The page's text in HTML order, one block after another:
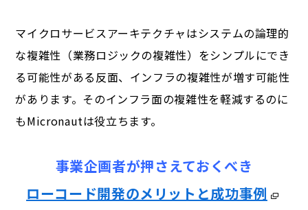
マイクロサービスアーキテクチャはシステムの論理的
な複雑性（業務ロジックの複雑性）をシンプルにでき
る可能性がある反面、インフラの複雑性が増す可能性
があります。そのインフラ面の複雑性を軽減するのに
もMicronautは役立ちます。
事業企画者が押さえておくべき
ローコード開発のメリットと成功事例